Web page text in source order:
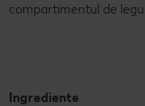
compartimentul de
Ingrediente